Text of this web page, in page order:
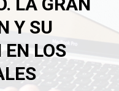
Y SU
LOS